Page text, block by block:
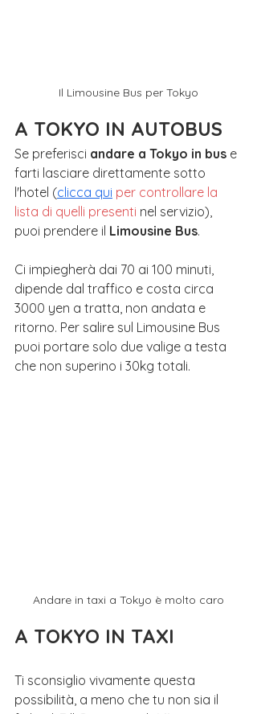
Il Limousine Bus per Tokyo
A TOKYO IN AUTOBUS
Se preferisci andare a Tokyo in bus e
farti lasciare direttamente sotto
l'hotel (clicca qui per controllare la
lista di quelli presenti nel servizio),
puoi prendere il Limousine Bus.
Ci impiegherà dai 70 ai 100 minuti,
dipende dal traffico e costa circa
3000 yen a tratta, non andata e
ritorno. Per salire sul Limousine Bus
puoi portare solo due valige a testa
che non superino i 30kg totali.
Andare in taxi a Tokyo è molto caro
A TOKYO IN TAXI
Ti sconsiglio vivamente questa
possibilità, a meno che tu non sia il